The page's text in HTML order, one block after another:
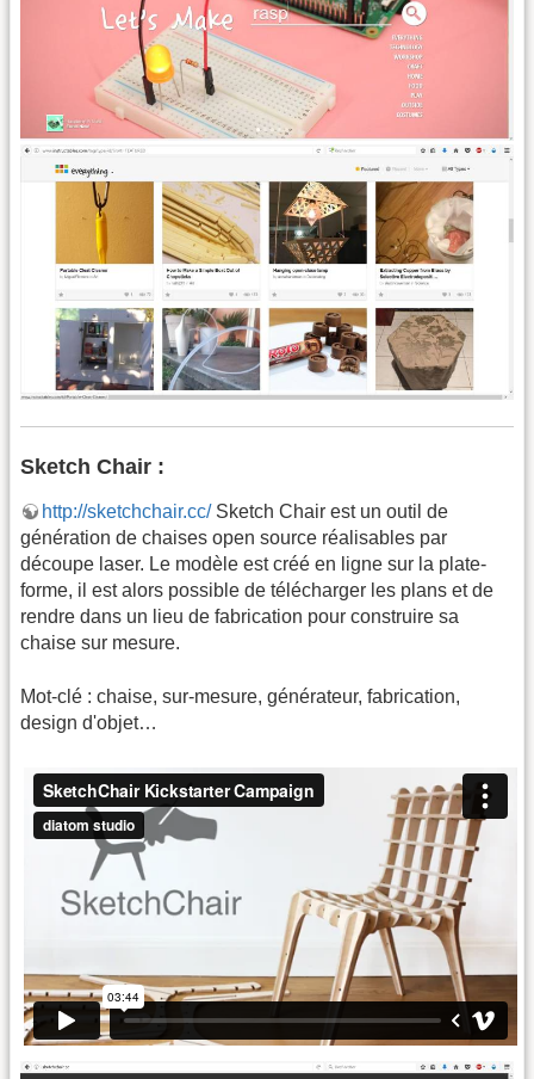
Sketch Chair :
http://sketchchair.cc/Sketch Chair est un outil de
génération de chaises open source réalisables par
découpe laser. Le modèle est créé en ligne sur la plate-
forme, il est alors possible de télécharger les plans et de
rendre dans un lieu de fabrication pour construire sa
chaise sur mesure.
Mot-clé : chaise, sur-mesure, générateur, fabrication,
design d'objet…